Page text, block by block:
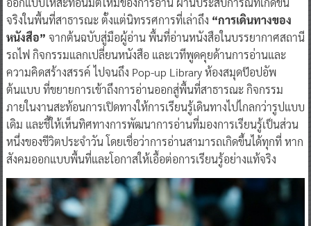
จริงในพื้นที่สาธารณะ ตั้งแต่นิทรรศการที่เล่าถึง “การเดินทางของ
หนังสือ” จากต้นฉบับสู่มือผู้อ่าน พื้นที่อ่านหนังสือในบรรยากาศสถานี
รถไฟ กิจกรรมแลกเปลี่ยนหนังสือ และเวทีพูดคุยด้านการอ่านและ
ความคิดสร้างสรรค์ ไปจนถึง Pop-up Library ห้องสมุดป๊อปอัพ
ต้นแบบ ที่ขยายการเข้าถึงการอ่านออกสู่พื้นที่สาธารณะ กิจกรรม
ภายในงานสะท้อนการเปิดทางให้การเรียนรู้เดินทางไปไกลกว่ารูปแบบ
เดิม และชี้ให้เห็นทิศทางการพัฒนาการอ่านที่มองการเรียนรู้เป็นส่วน
หนึ่งของชีวิตประจำวัน โดยเชื่อว่าการอ่านสามารถเกิดขึ้นได้ทุกที่ หาก
สังคมออกแบบพื้นที่และโอกาสให้เอื้อต่อการเรียนรู้อย่างแท้จริง